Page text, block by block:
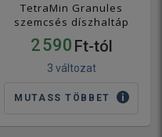
TetraMin Granules
szemcsés díszhaltáp
2 590 Ft-tól
3 változat
MUTASS TÖBBET